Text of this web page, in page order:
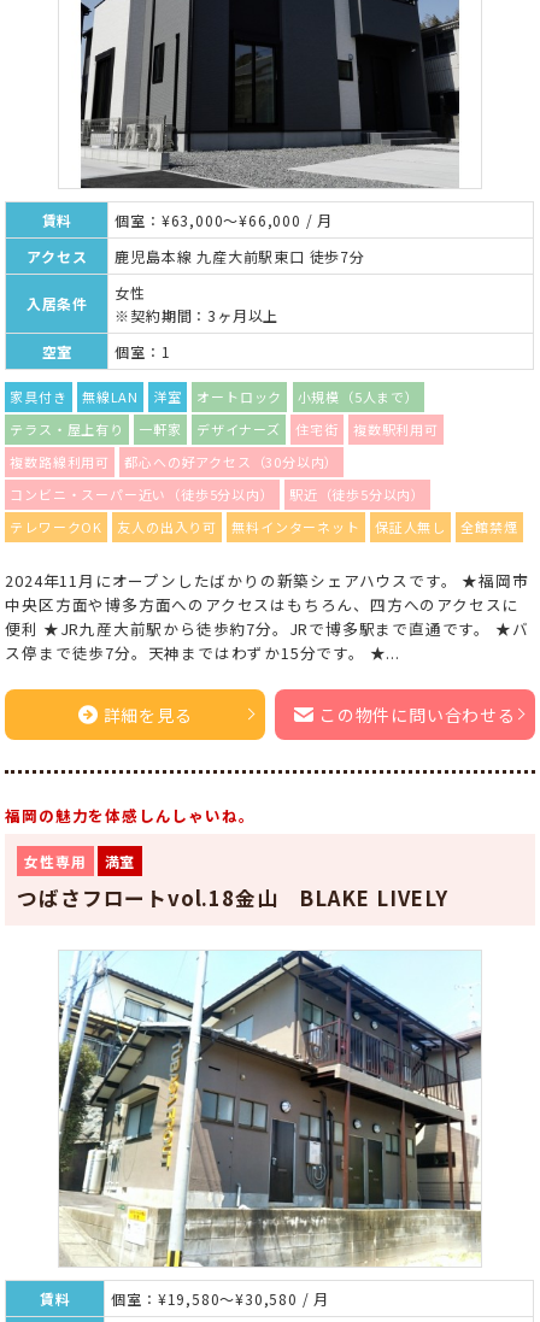
賃料
個室：¥63,000～¥66,000 / 月
アクセス
鹿児島本線 九産大前駅東口 徒歩7分
入居条件
女性
※契約期間：3ヶ月以上
空室
個室：1
家具付き 無線LAN 洋室 オートロック
小規模（5人まで）
テラス・屋上有り
一軒家 デザイナーズ 住宅街
複数駅利用可
複数路線利用可
都心への好アクセス（30分以内）
コンビニ・スーパー近い（徒歩5分以内）
駅近（徒歩5分以内）
テレワークOK
友人の出入り可 無料インターネット 保証人無し 全館禁煙
2024年11月にオープンしたばかりの新築シェアハウスです。 ★福岡市
中央区方面や博多方面へのアクセスはもちろん、四方へのアクセスに
便利 ★JR九産大前駅から徒歩約7分。JRで博多駅まで直通です。 ★バ
ス停まで徒歩7分。天神まではわずか15分です。 ★...
詳細を見る この物件に問い合わせる
福岡の魅力を体感しんしゃいね。
女性専用 満室
つばさフロートvol.18金山 BLAKE LIVELY
賃料
個室：¥19,580～¥30,580 / 月